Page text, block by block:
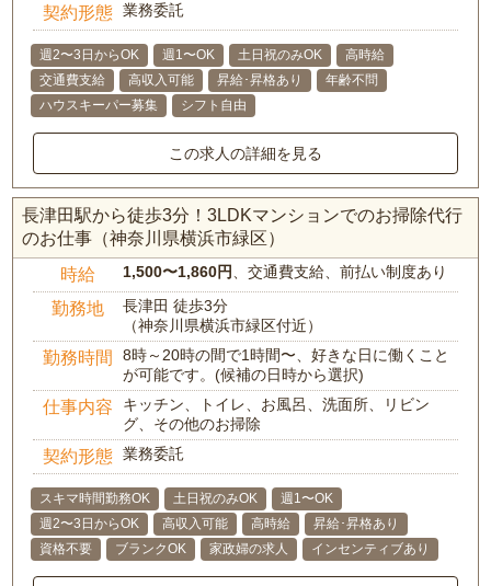
契約形態 業務委託
週2〜3日からOK 週1〜OK 土日祝のみOK
高時給
交通費支給
高収入可能 昇給･昇格あり
年齢不問
ハウスキーパー募集
シフト自由
この求人の詳細を見る
長津田駅から徒歩3分！3LDKマンションでのお掃除代行
のお仕事（神奈川県横浜市緑区）
時給 1,500〜1,860円、交通費支給、前払い制度あり
勤務地
長津田 徒歩3分
（神奈川県横浜市緑区付近）
勤務時間
8時～20時の間で1時間〜、好きな日に働くこと
が可能です。(候補の日時から選択)
仕事内容
キッチン、トイレ、お風呂、洗面所、リビン
グ、その他のお掃除
契約形態 業務委託
スキマ時間勤務OK 土日祝のみOK
週1〜OK
週2〜3日からOK
高収入可能 高時給
昇給･昇格あり
資格不要
ブランクOK 家政婦の求人 インセンティブあり